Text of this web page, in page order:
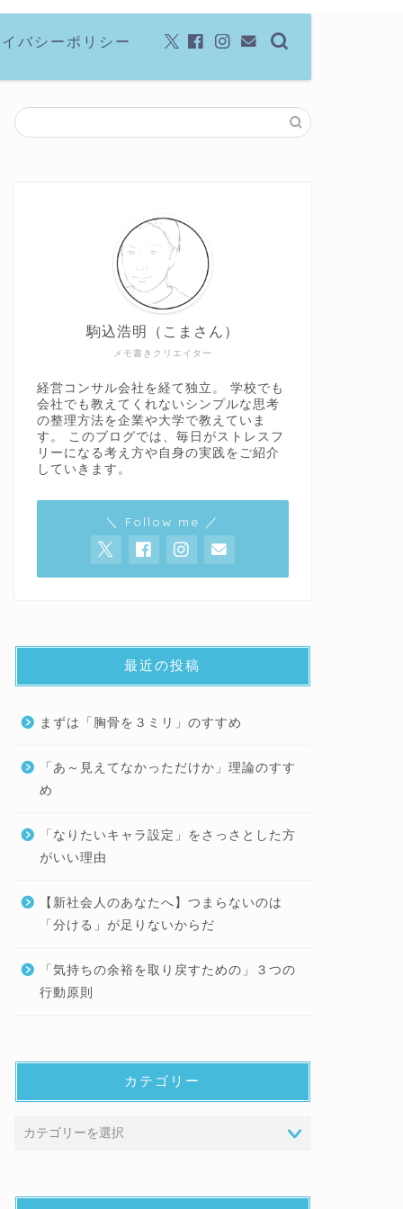
バシーポリシー
メモ書きクリエイター
駒込浩明（こまさん）
経営コンサル会社を経て独立。 学校でも
会社でも教えてくれないシンプルな思考
の整理方法を企業や大学で教えていま
す。 このブログでは、毎日がストレスフ
リーになる考え方や自身の実践をご紹介
していきます。
＼ Follow me ／
最近の投稿
まずは「胸骨を３ミリ」のすすめ
「あ～見えてなかっただけか」理論のすす
め
「なりたいキャラ設定」をさっさとした方
がいい理由
【新社会人のあなたへ】つまらないのは
「分ける」が足りないからだ
「気持ちの余裕を取り戻すための」３つの
行動原則
カテゴリー